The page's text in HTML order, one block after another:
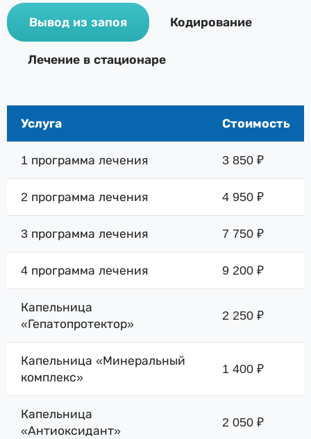
Вывод из запоя Кодирование
Лечение в стационаре
Услуга Стоимость
1 программа лечения 3 850 ₽
2 программа лечения 4 950 ₽
3 программа лечения 7 750 ₽
4 программа лечения 9 200 ₽
Капельница
«Гепатопротектор»
2 250 ₽
Капельница «Минеральный
комплекс»
1 400 ₽
Капельница
«Антиоксидант»
2 050 ₽